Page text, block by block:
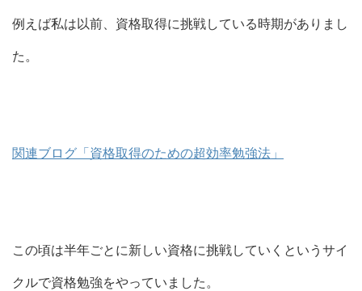
例えば私は以前、資格取得に挑戦している時期がありまし
た。
関連ブログ「資格取得のための超効率勉強法」
この頃は半年ごとに新しい資格に挑戦していくというサイ
クルで資格勉強をやっていました。